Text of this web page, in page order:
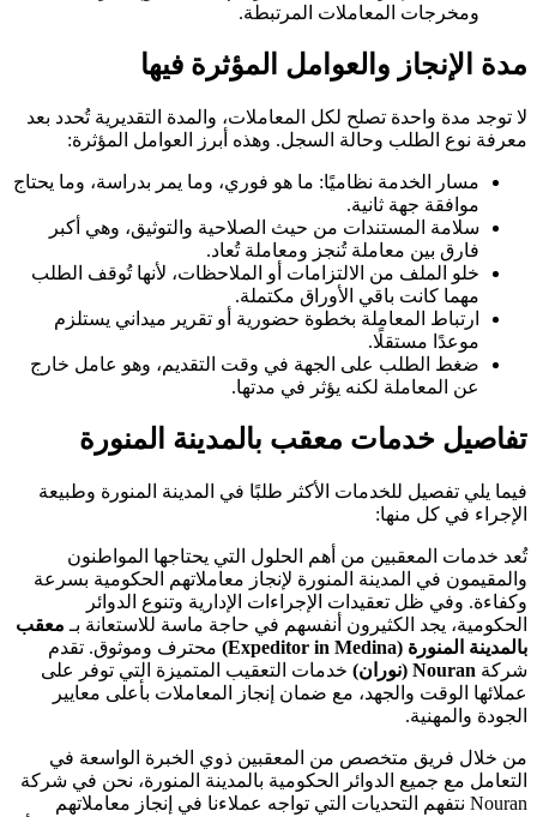
ومخرجات المعاملات المرتبطة.
مدة الإنجاز والعوامل المؤثرة فيها
لا توجد مدة واحدة تصلح لكل المعاملات، والمدة التقديرية تُحدد بعد
معرفة نوع الطلب وحالة السجل. وهذه أبرز العوامل المؤثرة:
مسار الخدمة نظاميًا: ما هو فوري، وما يمر بدراسة، وما يحتاج
موافقة جهة ثانية.
سلامة المستندات من حيث الصلاحية والتوثيق، وهي أكبر
فارق بين معاملة تُنجز ومعاملة تُعاد.
خلو الملف من الالتزامات أو الملاحظات، لأنها تُوقف الطلب
مهما كانت باقي الأوراق مكتملة.
ارتباط المعاملة بخطوة حضورية أو تقرير ميداني يستلزم
موعدًا مستقلًا.
ضغط الطلب على الجهة في وقت التقديم، وهو عامل خارج
عن المعاملة لكنه يؤثر في مدتها.
تفاصيل خدمات معقب بالمدينة المنورة
فيما يلي تفصيل للخدمات الأكثر طلبًا في المدينة المنورة وطبيعة
الإجراء في كل منها:
تُعد خدمات المعقبين من أهم الحلول التي يحتاجها المواطنون
والمقيمون في المدينة المنورة لإنجاز معاملاتهم الحكومية بسرعة
وكفاءة. وفي ظل تعقيدات الإجراءات الإدارية وتنوع الدوائر
الحكومية، يجد الكثيرون أنفسهم في حاجة ماسة للاستعانة بـ معقب
بالمدينة المنورة (Expeditor in Medina)
محترف وموثوق. تقدم
شركة Nouran (نوران)
خدمات التعقيب المتميزة التي توفر على
عملائها الوقت والجهد، مع ضمان إنجاز المعاملات بأعلى معايير
الجودة والمهنية.
من خلال فريق متخصص من المعقبين ذوي الخبرة الواسعة في
التعامل مع جميع الدوائر الحكومية بالمدينة المنورة، نحن في شركة
Nouran نتفهم التحديات التي تواجه عملاءنا في إنجاز معاملاتهم